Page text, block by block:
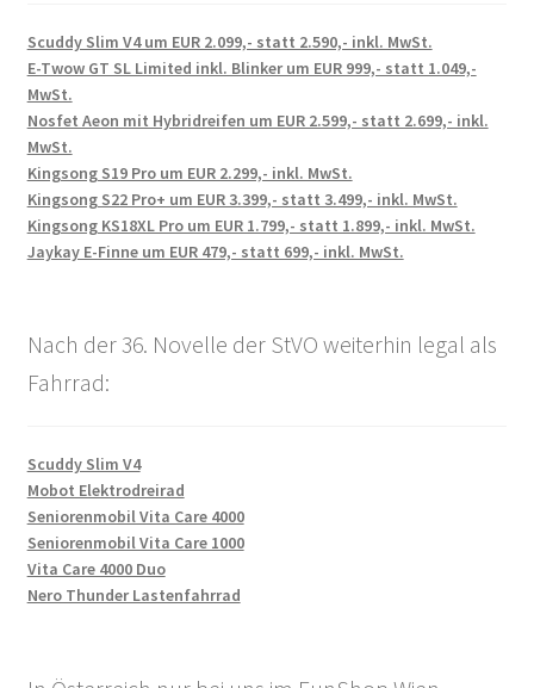
Scuddy Slim V4 um EUR 2.099,- statt 2.590,- inkl. MwSt.
E-Twow GT SL Limited inkl. Blinker um EUR 999,- statt 1.049,-
MwSt.
Nosfet Aeon mit Hybridreifen um EUR 2.599,- statt 2.699,- inkl.
MwSt.
Kingsong S19 Pro um EUR 2.299,- inkl. MwSt.
Kingsong S22 Pro+ um EUR 3.399,- statt 3.499,- inkl. MwSt.
Kingsong KS18XL Pro um EUR 1.799,- statt 1.899,- inkl. MwSt.
Jaykay E-Finne um EUR 479,- statt 699,- inkl. MwSt.
Nach der 36. Novelle der StVO weiterhin legal als
Fahrrad:
Scuddy Slim V4
Mobot Elektrodreirad
Seniorenmobil Vita Care 4000
Seniorenmobil Vita Care 1000
Vita Care 4000 Duo
Nero Thunder Lastenfahrrad